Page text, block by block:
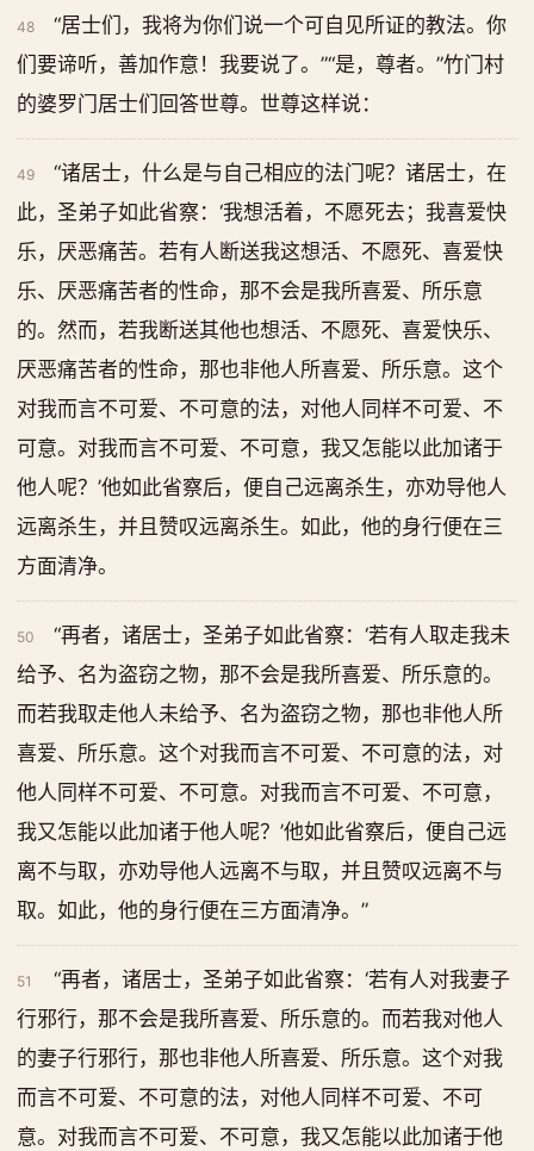
48
“居士们，我将为你们说一个可自见所证的教法。你
们要谛听，善加作意！我要说了。”“是，尊者。”竹门村
的婆罗门居士们回答世尊。世尊这样说：
49
“诸居士，什么是与自己相应的法门呢？诸居士，在
此，圣弟子如此省察：‘我想活着，不愿死去；我喜爱快
乐，厌恶痛苦。若有人断送我这想活、不愿死、喜爱快
乐、厌恶痛苦者的性命，那不会是我所喜爱、所乐意
的。然而，若我断送其他也想活、不愿死、喜爱快乐、
厌恶痛苦者的性命，那也非他人所喜爱、所乐意。这个
对我而言不可爱、不可意的法，对他人同样不可爱、不
可意。对我而言不可爱、不可意，我又怎能以此加诸于
他人呢？’他如此省察后，便自己远离杀生，亦劝导他人
远离杀生，并且赞叹远离杀生。如此，他的身行便在三
方面清净。
50
“再者，诸居士，圣弟子如此省察：‘若有人取走我未
给予、名为盗窃之物，那不会是我所喜爱、所乐意的。
而若我取走他人未给予、名为盗窃之物，那也非他人所
喜爱、所乐意。这个对我而言不可爱、不可意的法，对
他人同样不可爱、不可意。对我而言不可爱、不可意，
我又怎能以此加诸于他人呢？’他如此省察后，便自己远
离不与取，亦劝导他人远离不与取，并且赞叹远离不与
取。如此，他的身行便在三方面清净。”
51
“再者，诸居士，圣弟子如此省察：‘若有人对我妻子
行邪行，那不会是我所喜爱、所乐意的。而若我对他人
的妻子行邪行，那也非他人所喜爱、所乐意。这个对我
而言不可爱、不可意的法，对他人同样不可爱、不可
意。对我而言不可爱、不可意，我又怎能以此加诸于他